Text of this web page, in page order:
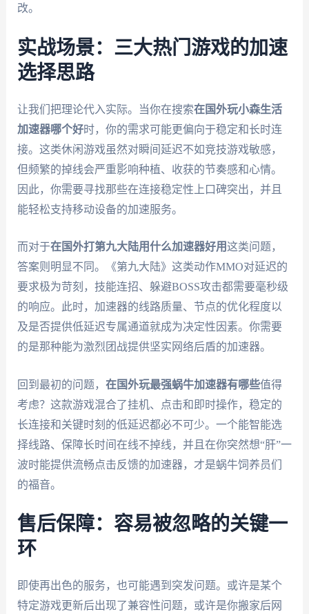
改。
实战场景：三大热门游戏的加速
选择思路
让我们把理论代入实际。当你在搜索在国外玩小森生活
加速器哪个好时，你的需求可能更偏向于稳定和长时连
接。这类休闲游戏虽然对瞬间延迟不如竞技游戏敏感，
但频繁的掉线会严重影响种植、收获的节奏感和心情。
因此，你需要寻找那些在连接稳定性上口碑突出，并且
能轻松支持移动设备的加速服务。
而对于在国外打第九大陆用什么加速器好用这类问题，
答案则明显不同。《第九大陆》这类动作MMO对延迟的
要求极为苛刻，技能连招、躲避BOSS攻击都需要毫秒级
的响应。此时，加速器的线路质量、节点的优化程度以
及是否提供低延迟专属通道就成为决定性因素。你需要
的是那种能为激烈团战提供坚实网络后盾的加速器。
回到最初的问题， 在国外玩最强蜗牛加速器有哪些值得
考虑？这款游戏混合了挂机、点击和即时操作，稳定的
长连接和关键时刻的低延迟都必不可少。一个能智能选
择线路、保障长时间在线不掉线，并且在你突然想“肝”一
波时能提供流畅点击反馈的加速器，才是蜗牛饲养员们
的福音。
售后保障：容易被忽略的关键一
环
即使再出色的服务，也可能遇到突发问题。或许是某个
特定游戏更新后出现了兼容性问题，或许是你搬家后网